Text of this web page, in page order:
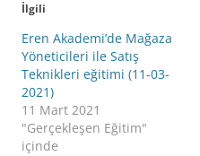
İlgili
Eren Akademi’de Mağaza
Yöneticileri ile Satış
Teknikleri eğitimi (11-03-
2021)
11 Mart 2021
"Gerçekleşen Eğitim"
içinde